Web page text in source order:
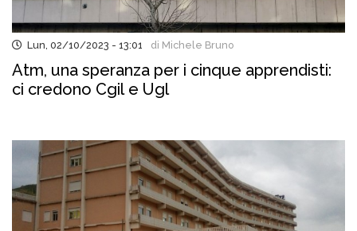
Lun, 02/10/2023 - 13:01 di Michele Bruno
Atm, una speranza per i cinque apprendisti:
ci credono Cgil e Ugl